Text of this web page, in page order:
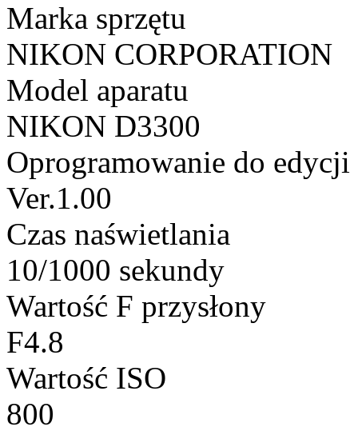
Marka sprzętu
NIKON CORPORATION
Model aparatu
NIKON D3300
Oprogramowanie do edycji
Ver.1.00
Czas naświetlania
10/1000 sekundy
Wartość F przysłony
F4.8
Wartość ISO
800